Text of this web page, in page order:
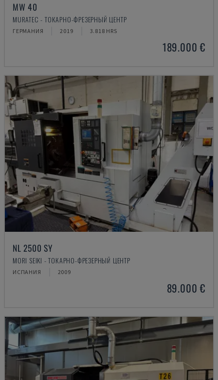
MW 40
MURATEC - ТОКАРНО-ФРЕЗЕРНЫЙ ЦЕНТР
ГЕРМАНИЯ 2019 3.818 HRS
189.000 €
NL 2500 SY
MORI SEIKI - ТОКАРНО-ФРЕЗЕРНЫЙ ЦЕНТР
ИСПАНИЯ 2009
89.000 €